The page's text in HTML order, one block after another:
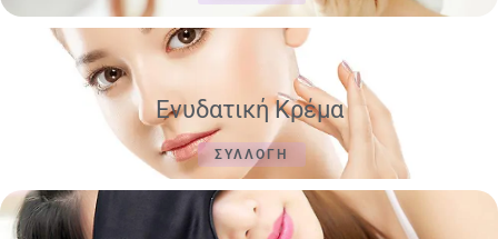
Ενυδατική Κρέμα
ΣΥΛΛΟΓΗ